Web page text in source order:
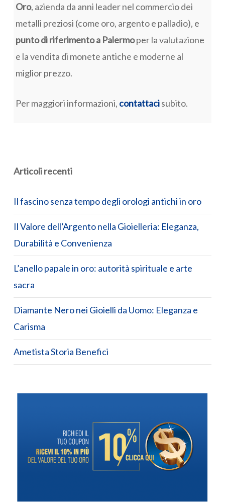
Oro, azienda da anni leader nel commercio dei
metalli preziosi (come oro, argento e palladio), e
punto di riferimento a Palermoper la valutazione
e la vendita di monete antiche e moderne al
miglior prezzo.
Per maggiori informazioni, contattacisubito.
Articoli recenti
Il fascino senza tempo degli orologi antichi in oro
Il Valore dell’Argento nella Gioielleria: Eleganza,
Durabilità e Convenienza
L’anello papale in oro: autorità spirituale e arte
sacra
Diamante Nero nei Gioielli da Uomo: Eleganza e
Carisma
Ametista Storia Benefici